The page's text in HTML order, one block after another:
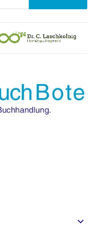
keyboard_arrow_down